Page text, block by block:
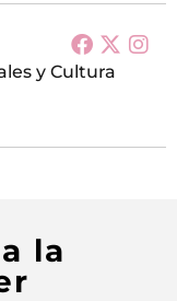
y Cultura
la